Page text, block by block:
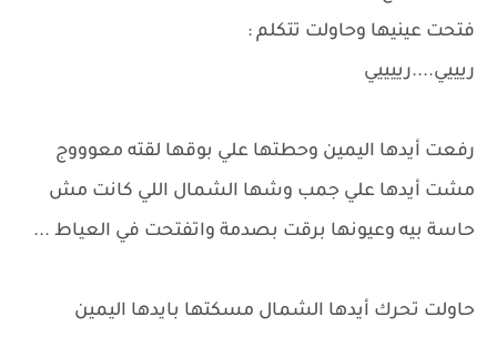
فتحت عينيها وحاولت تتكلم :
ريييي....رييييي
رفعت أيدها اليمين وحطتها علي بوقها لقته معوووج
مشت أيدها علي جمب وشها الشمال اللي كانت مش
حاسة بيه وعيونها برقت بصدمة واتفتحت في العياط ...
حاولت تحرك أيدها الشمال مسكتها بايدها اليمين